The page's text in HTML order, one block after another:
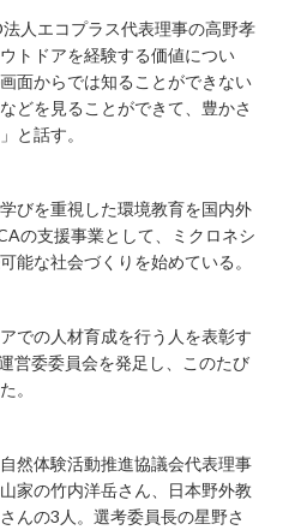
人エコプラス代表理事の高野孝
トドアを経験する価値につい
面からでは知ることができない
どを見ることができて、豊かさ
と話す。
びを重視した環境教育を国内外
の支援事業として、ミクロネシ
能な社会づくりを始めている。
での人材育成を行う人を表彰す
営委委員会を発足し、このたび
。
然体験活動推進協議会代表理事
家の竹内洋岳さん、日本野外教
んの3人。選考委員長の星野さ